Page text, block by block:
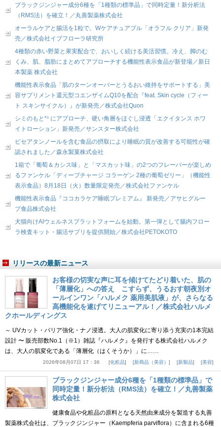
ブラックジンジャー成分6種を「1種類の標準品」で同時定量！新分析法
（RMS法）を確立！／丸善製薬株式会社
オーラルケアと腸活を1粒で。Wケアチュアブル「オラフル クリア」新発
売／株式会社イブフローラ研究所
4種類の赤い野菜と果実配合で、おいしく続ける美活習慣。冷え、脚のむ
くみ、肌、脂肪にまとめてアプローチする機能性表示食品が新登場／新日
本製薬 株式会社
機能性表示食品「肌のターンオーバーとうるおい維持をサポートする」美
容サプリメント還元型コエンザイムQ10を配合『feat. Skin cycle（フィー
ト スキンサイクル）』が新発売／株式会社Quon
シミのもと*¹ にアプローチ、硬い角層をほぐし浸透「エクイタンス ホワ
イトローション」新発売／サンスター株式会社
ピセアタンノールを含む食品の摂取により睡眠の質が改善する可能性が確
認されました／森永製菓株式会社
1箱で「葡萄＆カシス味」と「マスカット味」の2つのフレーバーが楽しめ
るファンケル「ディープチャージ コラーゲン 2種の葡萄ゼリー」（機能性
表示食品）8月18日（火）数量限定発売／株式会社ファンケル
機能性表示食品『ココカラケア睡眠プレミアム』 新発売／アサヒグルー
プ食品株式会社
犬猫向けAIウェルネスプラットフォームを始動。第一弾として腸内フロー
ラ検査キット・腸活サプリを提供開始／株式会社PETOKOTO
リリースの最新ニュース
お客様の切実な声に耳を傾けてたどり着いた、肌の
「薄層化」への答え こすらず、うるおす朝夜別オ
ールインワン「ハルメク 薬用美肌液」が、さらなる
高機能化を遂げてリニューアル！／株式会社ハルメ
クホールディングス
～ UVカット・バリア強化・ナノ浸透。大人の肌変化に寄り添う充実の1本完結
設計 〜 販売部数No.1（※1）雑誌『ハルメク』を発行する株式会社ハルメク
は、大人の肌変化である「薄層化（はくそうか）」に……
2026年08月07日 17：36 化粧品 新商品（美容） 新製品 美容
ブラックジンジャー成分6種を「1種類の標準品」で
同時定量！新分析法（RMS法）を確立！／丸善製薬
株式会社
健康食品や化粧品の原料となる天然由来成分を製造する丸善
製薬株式会社は、ブラックジンジャー（Kaempferia parviflora）に含まれる6種